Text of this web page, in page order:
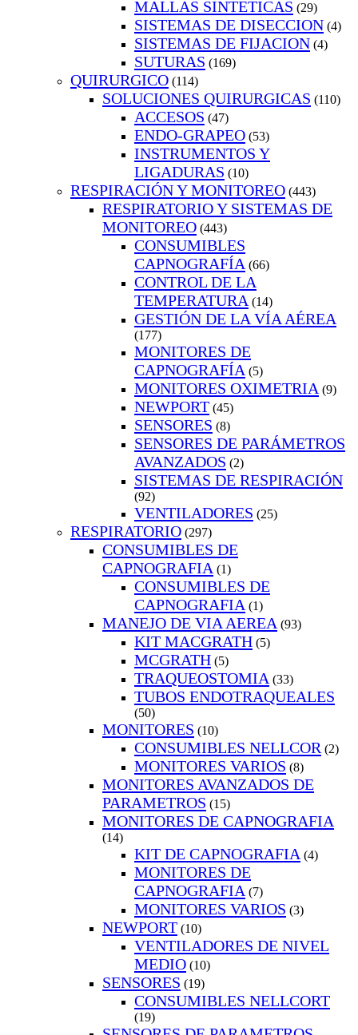
MALLAS SINTETICAS (29)
SISTEMAS DE DISECCION (4)
SISTEMAS DE FIJACION (4)
SUTURAS (169)
QUIRURGICO (114)
SOLUCIONES QUIRURGICAS (110)
ACCESOS (47)
ENDO-GRAPEO (53)
INSTRUMENTOS Y
LIGADURAS (10)
RESPIRACIÓN Y MONITOREO (443)
RESPIRATORIO Y SISTEMAS DE
MONITOREO (443)
CONSUMIBLES
CAPNOGRAFÍA (66)
CONTROL DE LA
TEMPERATURA (14)
GESTIÓN DE LA VÍA AÉREA
(177)
MONITORES DE
CAPNOGRAFÍA (5)
MONITORES OXIMETRIA (9)
NEWPORT (45)
SENSORES (8)
SENSORES DE PARÁMETROS
AVANZADOS (2)
SISTEMAS DE RESPIRACIÓN
(92)
VENTILADORES (25)
RESPIRATORIO (297)
CONSUMIBLES DE
CAPNOGRAFIA (1)
CONSUMIBLES DE
CAPNOGRAFIA (1)
MANEJO DE VIA AEREA (93)
KIT MACGRATH (5)
MCGRATH (5)
TRAQUEOSTOMIA (33)
TUBOS ENDOTRAQUEALES
(50)
MONITORES (10)
CONSUMIBLES NELLCOR (2)
MONITORES VARIOS (8)
MONITORES AVANZADOS DE
PARAMETROS (15)
MONITORES DE CAPNOGRAFIA
(14)
KIT DE CAPNOGRAFIA (4)
MONITORES DE
CAPNOGRAFIA (7)
MONITORES VARIOS (3)
NEWPORT (10)
VENTILADORES DE NIVEL
MEDIO (10)
SENSORES (19)
CONSUMIBLES NELLCORT
(19)